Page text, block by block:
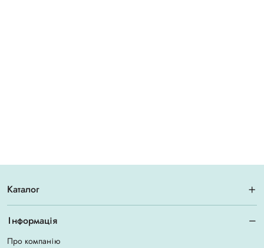
Каталог
Інформація
Про компанію